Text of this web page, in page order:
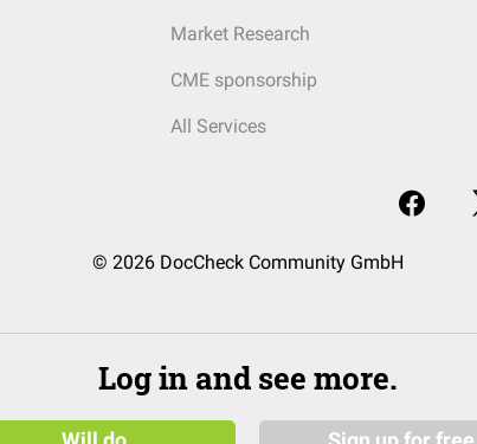
Market Research
CME sponsorship
All Services
© 2026 DocCheck Community GmbH
Log in and see more.